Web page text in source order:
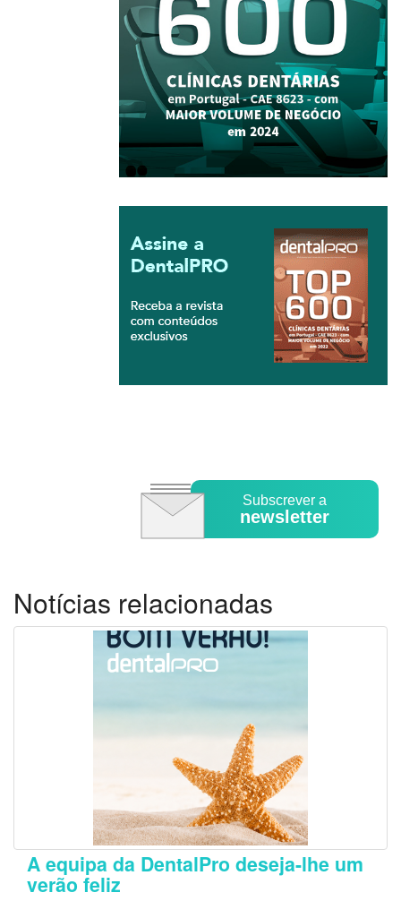
Subscrever a
newsletter
Notícias relacionadas
A equipa da DentalPro deseja-lhe um
verão feliz